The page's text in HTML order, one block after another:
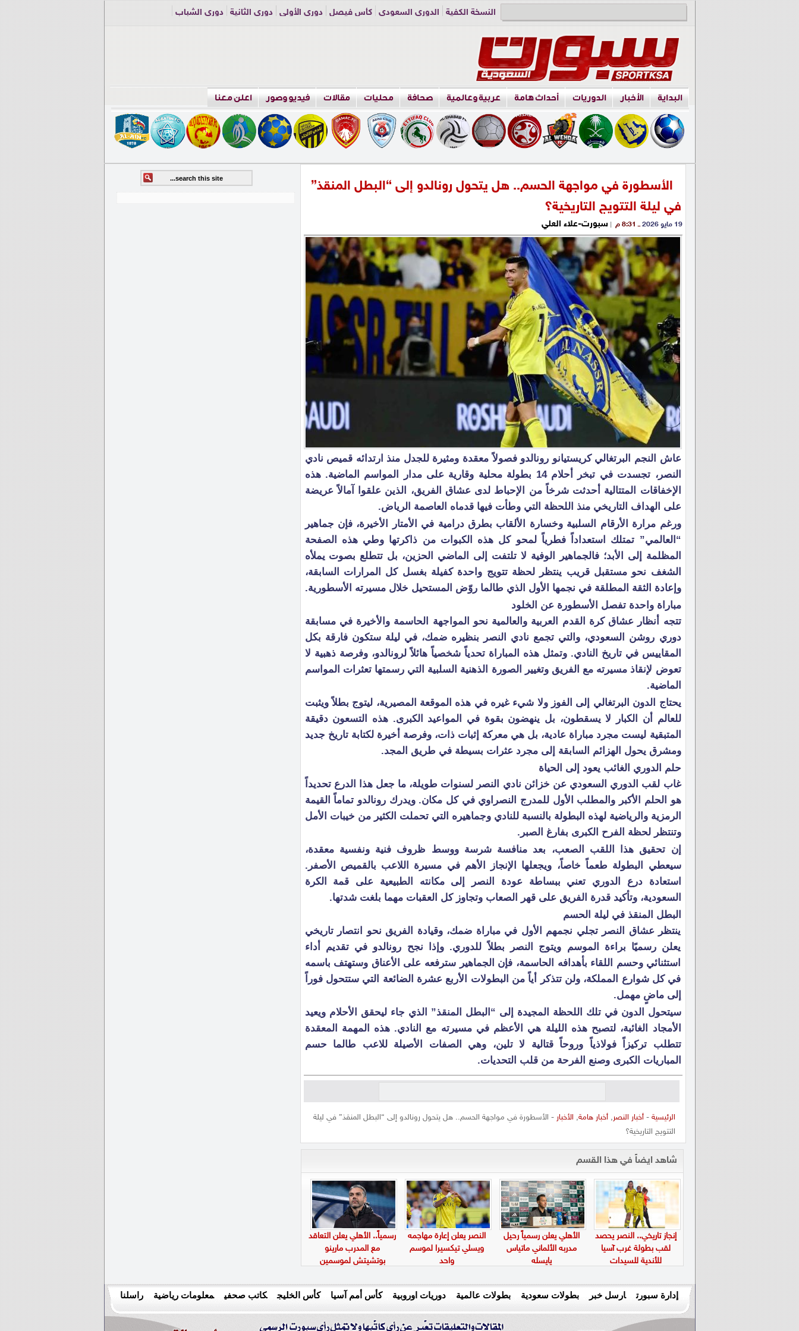
النسخة الكفية الدوري السعودي كأس فيصل دوري الأولى دوري الثانية
دوري الشباب
البداية الأخبار الدوريات أحداث هامة عربية وعالمية صحافة محليات مقالات فيديو وصور اعلن معنا
الأسطورة في مواجهة الحسم.. هل يتحول رونالدو إلى “البطل المنقذ”
في ليلة التتويج التاريخية؟
19 مايو 2026 ــ 8:31 م | سبورت-علاء العلي
عاش النجم البرتغالي كريستيانو رونالدو فصولاً معقدة ومثيرة للجدل منذ ارتدائه قميص نادي
النصر، تجسدت في تبخر أحلام 14 بطولة محلية وقارية على مدار المواسم الماضية. هذه
الإخفاقات المتتالية أحدثت شرخاً من الإحباط لدى عشاق الفريق، الذين علقوا آمالاً عريضة
على الهداف التاريخي منذ اللحظة التي وطأت فيها قدماه العاصمة الرياض.
ورغم مرارة الأرقام السلبية وخسارة الألقاب بطرق درامية في الأمتار الأخيرة، فإن جماهير
“العالمي” تمتلك استعداداً فطرياً لمحو كل هذه الكبوات من ذاكرتها وطي هذه الصفحة
المظلمة إلى الأبد؛ فالجماهير الوفية لا تلتفت إلى الماضي الحزين، بل تتطلع بصوت يملأه
الشغف نحو مستقبل قريب ينتظر لحظة تتويج واحدة كفيلة بغسل كل المرارات السابقة،
وإعادة الثقة المطلقة في نجمها الأول الذي طالما روّض المستحيل خلال مسيرته الأسطورية.
مباراة واحدة تفصل الأسطورة عن الخلود
تتجه أنظار عشاق كرة القدم العربية والعالمية نحو المواجهة الحاسمة والأخيرة في مسابقة
دوري روشن السعودي، والتي تجمع نادي النصر بنظيره ضمك، في ليلة ستكون فارقة بكل
المقاييس في تاريخ النادي. وتمثل هذه المباراة تحدياً شخصياً هائلاً لرونالدو، وفرصة ذهبية لا
تعوض لإنقاذ مسيرته مع الفريق وتغيير الصورة الذهنية السلبية التي رسمتها تعثرات المواسم
الماضية.
يحتاج الدون البرتغالي إلى الفوز ولا شيء غيره في هذه الموقعة المصيرية، ليتوج بطلاً ويثبت
للعالم أن الكبار لا يسقطون، بل ينهضون بقوة في المواعيد الكبرى. هذه التسعون دقيقة
المتبقية ليست مجرد مباراة عادية، بل هي معركة إثبات ذات، وفرصة أخيرة لكتابة تاريخ جديد
ومشرق يحول الهزائم السابقة إلى مجرد عثرات بسيطة في طريق المجد.
حلم الدوري الغائب يعود إلى الحياة
غاب لقب الدوري السعودي عن خزائن نادي النصر لسنوات طويلة، ما جعل هذا الدرع تحديداً
هو الحلم الأكبر والمطلب الأول للمدرج النصراوي في كل مكان. ويدرك رونالدو تماماً القيمة
الرمزية والرياضية لهذه البطولة بالنسبة للنادي وجماهيره التي تحملت الكثير من خيبات الأمل
وتنتظر لحظة الفرح الكبرى بفارغ الصبر.
إن تحقيق هذا اللقب الصعب، بعد منافسة شرسة ووسط ظروف فنية ونفسية معقدة،
سيعطي البطولة طعماً خاصاً، ويجعلها الإنجاز الأهم في مسيرة اللاعب بالقميص الأصفر.
استعادة درع الدوري تعني ببساطة عودة النصر إلى مكانته الطبيعية على قمة الكرة
السعودية، وتأكيد قدرة الفريق على قهر الصعاب وتجاوز كل العقبات مهما بلغت شدتها.
البطل المنقذ في ليلة الحسم
ينتظر عشاق النصر تجلي نجمهم الأول في مباراة ضمك، وقيادة الفريق نحو انتصار تاريخي
يعلن رسميًا براءة الموسم ويتوج النصر بطلاً للدوري. وإذا نجح رونالدو في تقديم أداء
استثنائي وحسم اللقاء بأهدافه الحاسمة، فإن الجماهير سترفعه على الأعناق وستهتف باسمه
في كل شوارع المملكة، ولن تتذكر أياً من البطولات الأربع عشرة الضائعة التي ستتحول فوراً
إلى ماضٍ مهمل.
سيتحول الدون في تلك اللحظة المجيدة إلى “البطل المنقذ” الذي جاء ليحقق الأحلام ويعيد
الأمجاد الغائبة، لتصبح هذه الليلة هي الأعظم في مسيرته مع النادي. هذه المهمة المعقدة
تتطلب تركيزاً فولاذياً وروحاً قتالية لا تلين، وهي الصفات الأصيلة للاعب طالما حسم
المباريات الكبرى وصنع الفرحة من قلب التحديات.
الرئيسية -أخبار النصر,أخبار هامة, الأخبار - الأسطورة في مواجهة الحسم.. هل يتحول رونالدو إلى “البطل المنقذ” في ليلة
التتويج التاريخية؟
شاهد ايضاً في هذا القسم
إنجاز تاريخي.. النصر يحصد
لقب بطولة غرب آسيا
للأندية للسيدات
الأهلي يعلن رسمياً رحيل
مدربه الألماني ماتياس
يايسله
النصر يعلن إعارة مهاجمه
ويسلي تيكسيرا لموسم
واحد
رسمياً.. الأهلي يعلن التعاقد
مع المدرب مارينو
بوتشيتش لموسمين
إدارة سبورت ارسل خبر بطولات سعودية بطولات عالمية دوريات اوروبية كأس أمم آسيا كأس الخليج كاتب صحفي معلومات رياضية راسلنا